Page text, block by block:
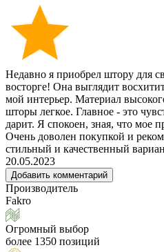
Недавно я приобрел штору для
восторге! Она выглядит
мой интерьер. Материал
шторы легкое. Главное - это
дарит. Я спокоен, зная, что мое
Очень доволен покупкой и
стильный и качественный
20.05.2023
Добавить комментарий
Производитель
Fakro
Огромный выбор
более 1350 позиций